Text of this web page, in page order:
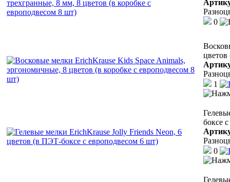
0
цветов
1
боксе
0